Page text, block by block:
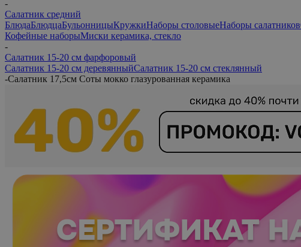
-
Салатник средний
БлюдаБлюдцаБульонницыКружкиНаборы столовыеНаборы салатников
Кофейные наборыМиски керамика, стекло
-
Салатник 15-20 см фарфоровый
Салатник 15-20 см деревянныйСалатник 15-20 см стеклянный
-Салатник 17,5см Соты мокко глазурованная керамика